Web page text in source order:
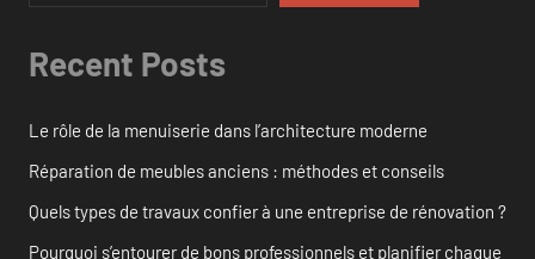
Recent Posts
Le rôle de la menuiserie dans l’architecture moderne
Réparation de meubles anciens : méthodes et conseils
Quels types de travaux confier à une entreprise de rénovation ?
Pourquoi s’entourer de bons professionnels et planifier chaque